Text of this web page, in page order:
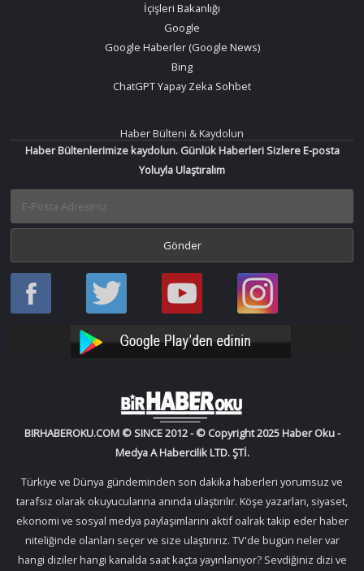
İçişleri Bakanlığı
Google
Google Haberler (Google News)
Bing
ChatGPT Yapay Zeka Sohbet
Haber Bülteni & Kaydolun
Haber Bültenlerimize kaydolun. Günlük Haberleri Sizlere E-posta
Yoluyla Ulaştıralım
Haber
Oku
Haber
Oku
Bir
Haber
YouTube
Bir
Haber
Instagram
BIRHABEROKU.COM © SINCE 2012 - © Copyright 2025 Haber Oku -
Medya A Habercilik LTD. ŞTİ.
Türkiye ve Dünya gündeminden son dakika haberleri yorumsuz ve
tarafsız olarak okuyucularına anında ulaştırılır. Köşe yazarları, siyaset,
ekonomi ve sosyal medya paylaşımlarını aktif oalrak takip eder haber
niteliğinde olanları seçer ve size ulaştırırız. TV'de bugün neler var
hangi diziler hangi kanalda saat kaçta yayınlanıyor? Sevdiğiniz dizi ve